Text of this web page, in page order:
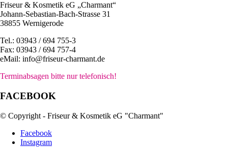
Friseur & Kosmetik eG „Charmant“
Johann-Sebastian-Bach-Strasse 31
38855 Wernigerode
Tel.: 03943 / 694 755-3
Fax: 03943 / 694 757-4
eMail: info@friseur-charmant.de
Terminabsagen bitte nur telefonisch!
FACEBOOK
© Copyright - Friseur & Kosmetik eG "Charmant"
Facebook
Instagram